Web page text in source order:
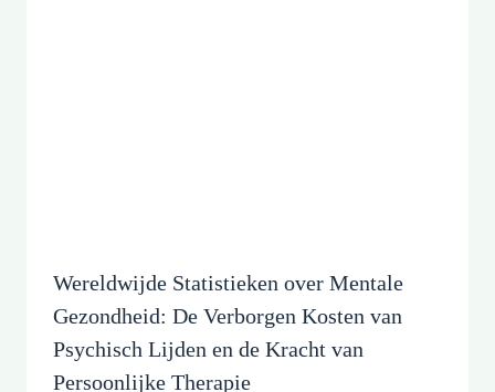
Wereldwijde Statistieken over Mentale
Gezondheid: De Verborgen Kosten van
Psychisch Lijden en de Kracht van
Persoonlijke Therapie